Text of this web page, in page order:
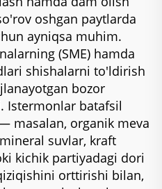
oshgan paytlarda
ayniqsa muhim.
(SME) hamda
shishalarni to'ldirish
bozor
Istеrmonlar batafsil
masalan, organik meva
suvlar, kraft
kichik partiyadagi dori
orttirishi bilan,